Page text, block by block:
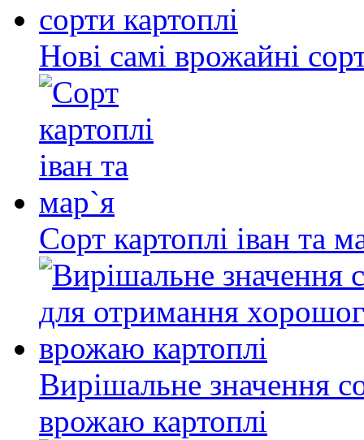
Нові самі врожайні
Сорт картоплі іван та
Вирішальне значення
врожаю картоплі